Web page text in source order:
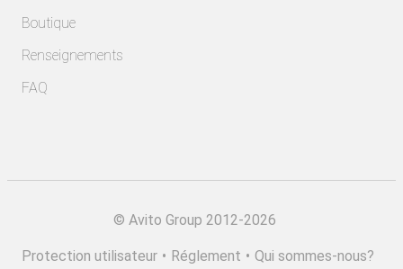
Boutique
Renseignements
FAQ
© Avito Group 2012-2026
Protection utilisateur • Réglement • Qui sommes-nous?